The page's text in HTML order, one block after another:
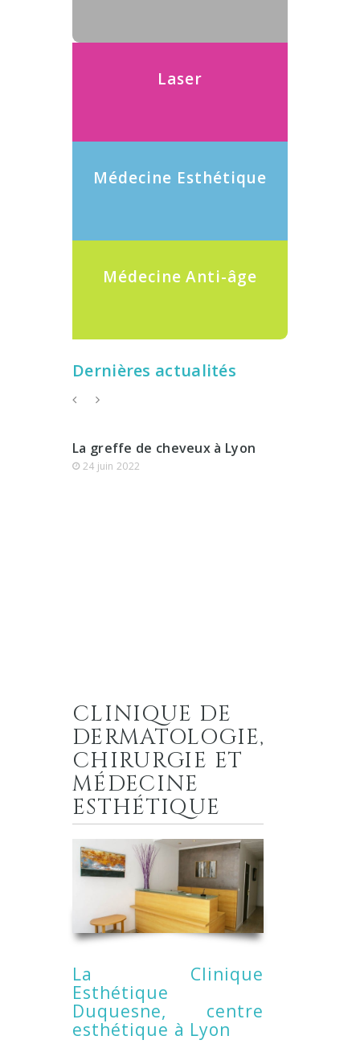
Laser
Médecine Esthétique
Médecine Anti-âge
Dernières actualités
La greffe de cheveux à Lyon
24 juin 2022
CLINIQUE DE
DERMATOLOGIE,
CHIRURGIE ET
MÉDECINE
ESTHÉTIQUE
La Clinique
Esthétique
Duquesne, centre
esthétique à Lyon